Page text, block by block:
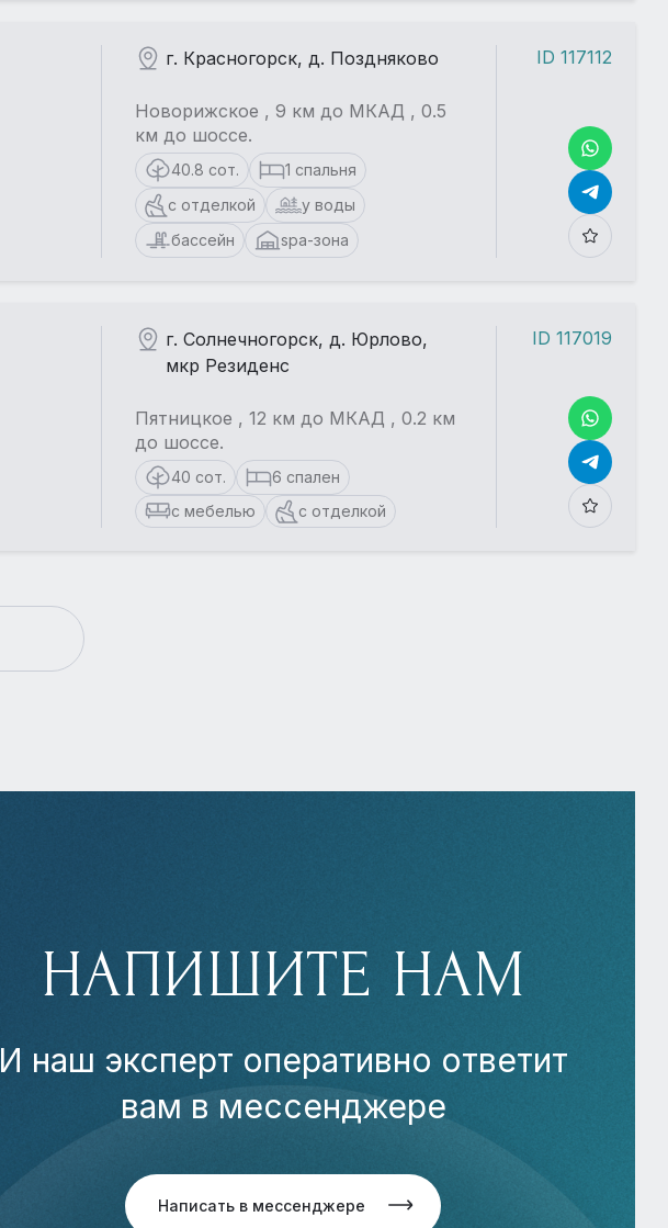
г. Красногорск, д. Поздняково
Новорижское , 9 км до МКАД , 0.5
км до шоссе.
40.8 сот.
1 спальня
с отделкой
у воды
бассейн
spa-зона
ID 117112
г. Солнечногорск, д. Юрлово,
мкр Резиденс
Пятницкое , 12 км до МКАД , 0.2 км
до шоссе.
40 сот.
6 спален
с мебелью
с отделкой
ID 117019
НАПИШИТЕ НАМ
И наш эксперт оперативно ответит
вам в мессенджере
Написать в мессенджере